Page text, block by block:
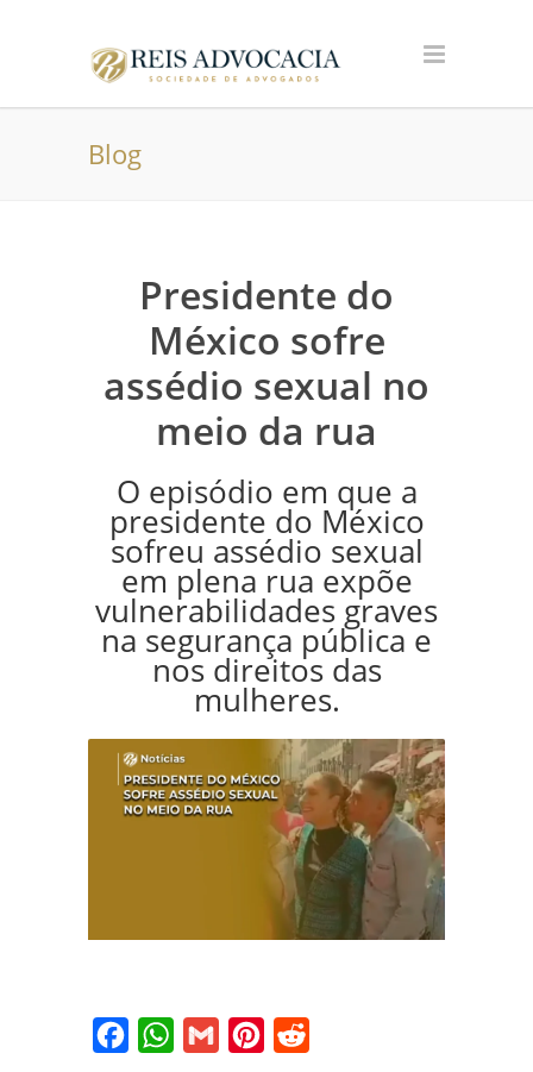
Blog
Presidente do
México sofre
assédio sexual no
meio da rua
O episódio em que a
presidente do México
sofreu assédio sexual
em plena rua expõe
vulnerabilidades graves
na segurança pública e
nos direitos das
mulheres.